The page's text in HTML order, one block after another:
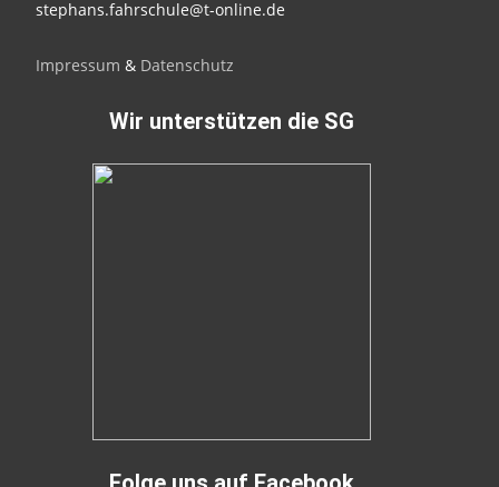
stephans.fahrschule@t-online.de
Impressum & Datenschutz
Wir unterstützen die SG